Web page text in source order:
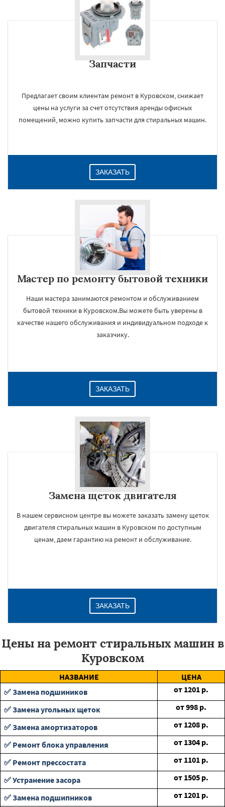
Запчасти
Предлагает своим клиентам ремонт в Куровском, снижает
цены на услуги за счет отсутствия аренды офисных
помещений, можно купить запчасти для стиральных машин.
ЗАКАЗАТЬ
Мастер по ремонту бытовой техники
Наши мастера занимаются ремонтом и обслуживанием
бытовой техники в Куровском.Вы можете быть уверены в
качестве нашего обслуживания и индивидуальном подходе к
заказчику.
ЗАКАЗАТЬ
Замена щеток двигателя
В нашем сервисном центре вы можете заказать замену щеток
двигателя стиральных машин в Куровском по доступным
ценам, даем гарантию на ремонт и обслуживание.
ЗАКАЗАТЬ
Цены на ремонт стиральных машин в
Куровском
НАЗВАНИЕ
ЦЕНА
✅ Замена подшиников
от 1201 р.
✅ Замена угольных щеток
от998 р.
✅ Замена амортизаторов
от 1208 р.
✅ Ремонт блока управления
от 1304 р.
✅ Ремонт прессостата
от 1101 р.
✅ Устранение засора
от 1505 р.
✅ Замена подшипников
от 1201 р.